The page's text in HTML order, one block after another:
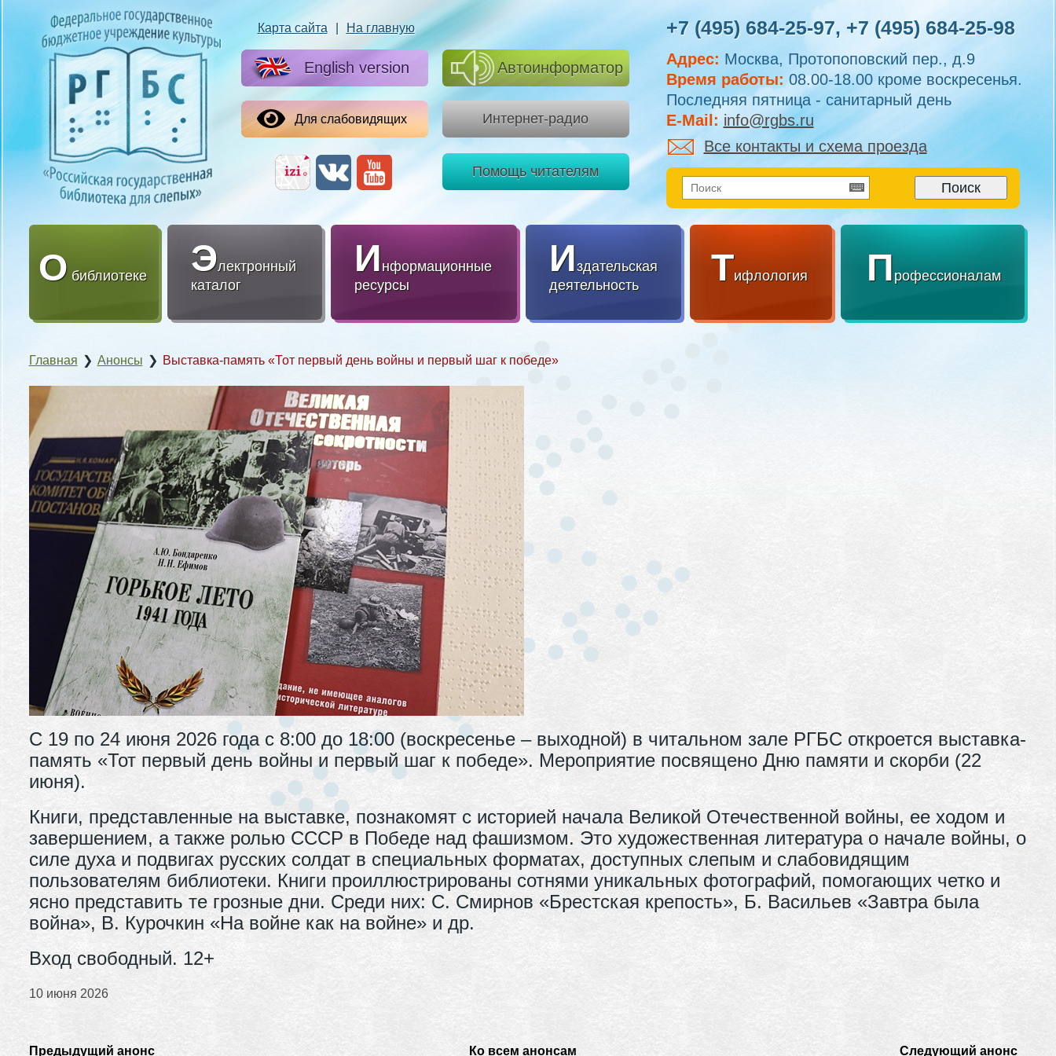
Карта сайта На главную
English version
Для слабовидящих
Автоинформатор
Интернет-радио
Помощь читателям
+7 (495) 684-25-97, +7 (495) 684-25-98
Адрес: Москва, Протопоповский пер., д.9
Время работы: 08.00-18.00 кроме воскресенья.
Последняя пятница - санитарный день
E-Mail: info@rgbs.ru
Все контакты и схема проезда
О библиотеке Электронный
каталог
Информационные
ресурсы
Издательская
деятельность
Тифлология Профессионалам
Главная ❯ Анонсы ❯ Выставка-память «Тот первый день войны и первый шаг к победе»
С 19 по 24 июня 2026 года с 8:00 до 18:00 (воскресенье – выходной) в читальном зале РГБС откроется выставка-
память «Тот первый день войны и первый шаг к победе». Мероприятие посвящено Дню памяти и скорби (22
июня).
Книги, представленные на выставке, познакомят с историей начала Великой Отечественной войны, ее ходом и
завершением, а также ролью СССР в Победе над фашизмом. Это художественная литература о начале войны, о
силе духа и подвигах русских солдат в специальных форматах, доступных слепым и слабовидящим
пользователям библиотеки. Книги проиллюстрированы сотнями уникальных фотографий, помогающих четко и
ясно представить те грозные дни. Среди них: С. Смирнов «Брестская крепость», Б. Васильев «Завтра была
война», В. Курочкин «На войне как на войне» и др.
Вход свободный. 12+
10 июня 2026
Предыдущий анонс Ко всем анонсам Следующий анонс